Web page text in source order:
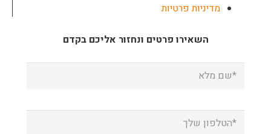
מדיניות פרטיות
השאירו פרטים ונחזור אליכם בקדם